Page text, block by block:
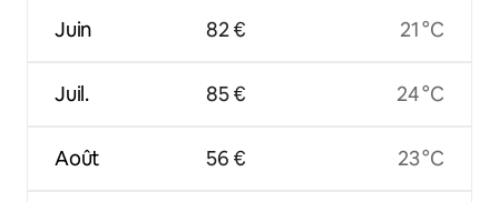
Juin
Juil.
Août
82 €
85 €
56 €
21 °C
24 °C
23 °C